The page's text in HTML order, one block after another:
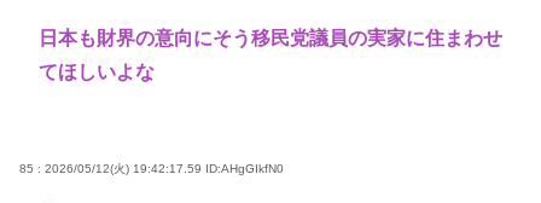
日本も財界の意向にそう移民党議員の実家に住まわせ
てほしいよな
85 : 2026/05/12(火) 19:42:17.59 ID:AHgGIkfN0